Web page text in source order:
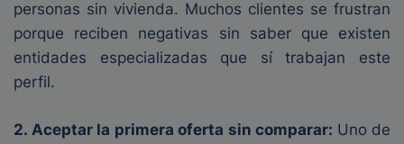
personas sin vivienda. Muchos clientes se frustran
porque reciben negativas sin saber que existen
entidades especializadas que sí trabajan este
perfil.
2. Aceptar la primera oferta sin comparar: Uno de